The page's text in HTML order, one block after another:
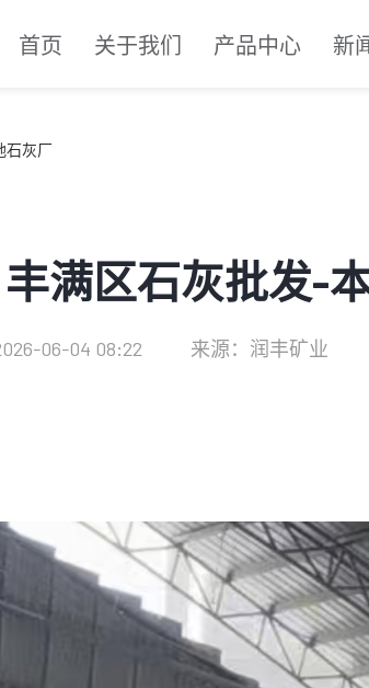
首页 关于我们 产品中心 新
石灰厂
丰满区石灰批发-
06-04 08:22 来源：润丰矿业